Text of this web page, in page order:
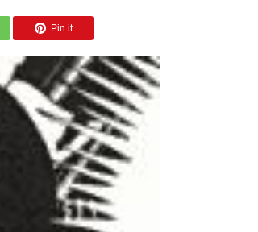
Pin it